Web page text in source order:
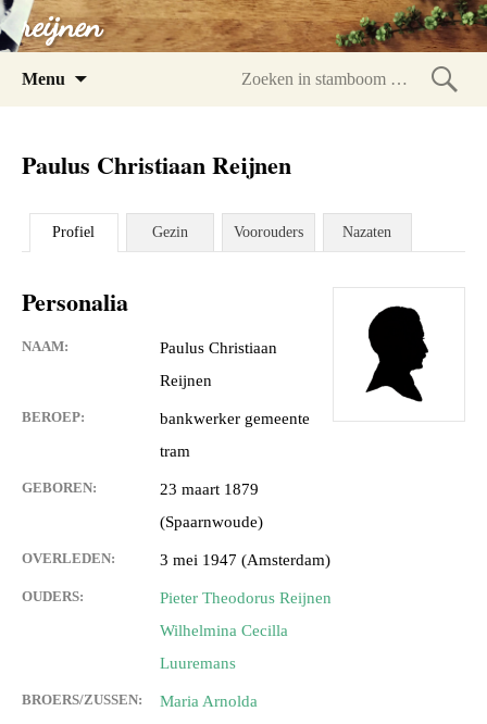
reijnen
Menu
Paulus Christiaan Reijnen
Profiel Gezin Voorouders Nazaten
Personalia
NAAM:
Paulus Christiaan
Reijnen
BEROEP:
bankwerker gemeente
tram
GEBOREN:
23 maart 1879
(Spaarnwoude)
OVERLEDEN: 3 mei 1947 (Amsterdam)
OUDERS:
Pieter Theodorus Reijnen
Wilhelmina Cecilla
Luuremans
BROERS/ZUSSEN:
Maria Arnolda